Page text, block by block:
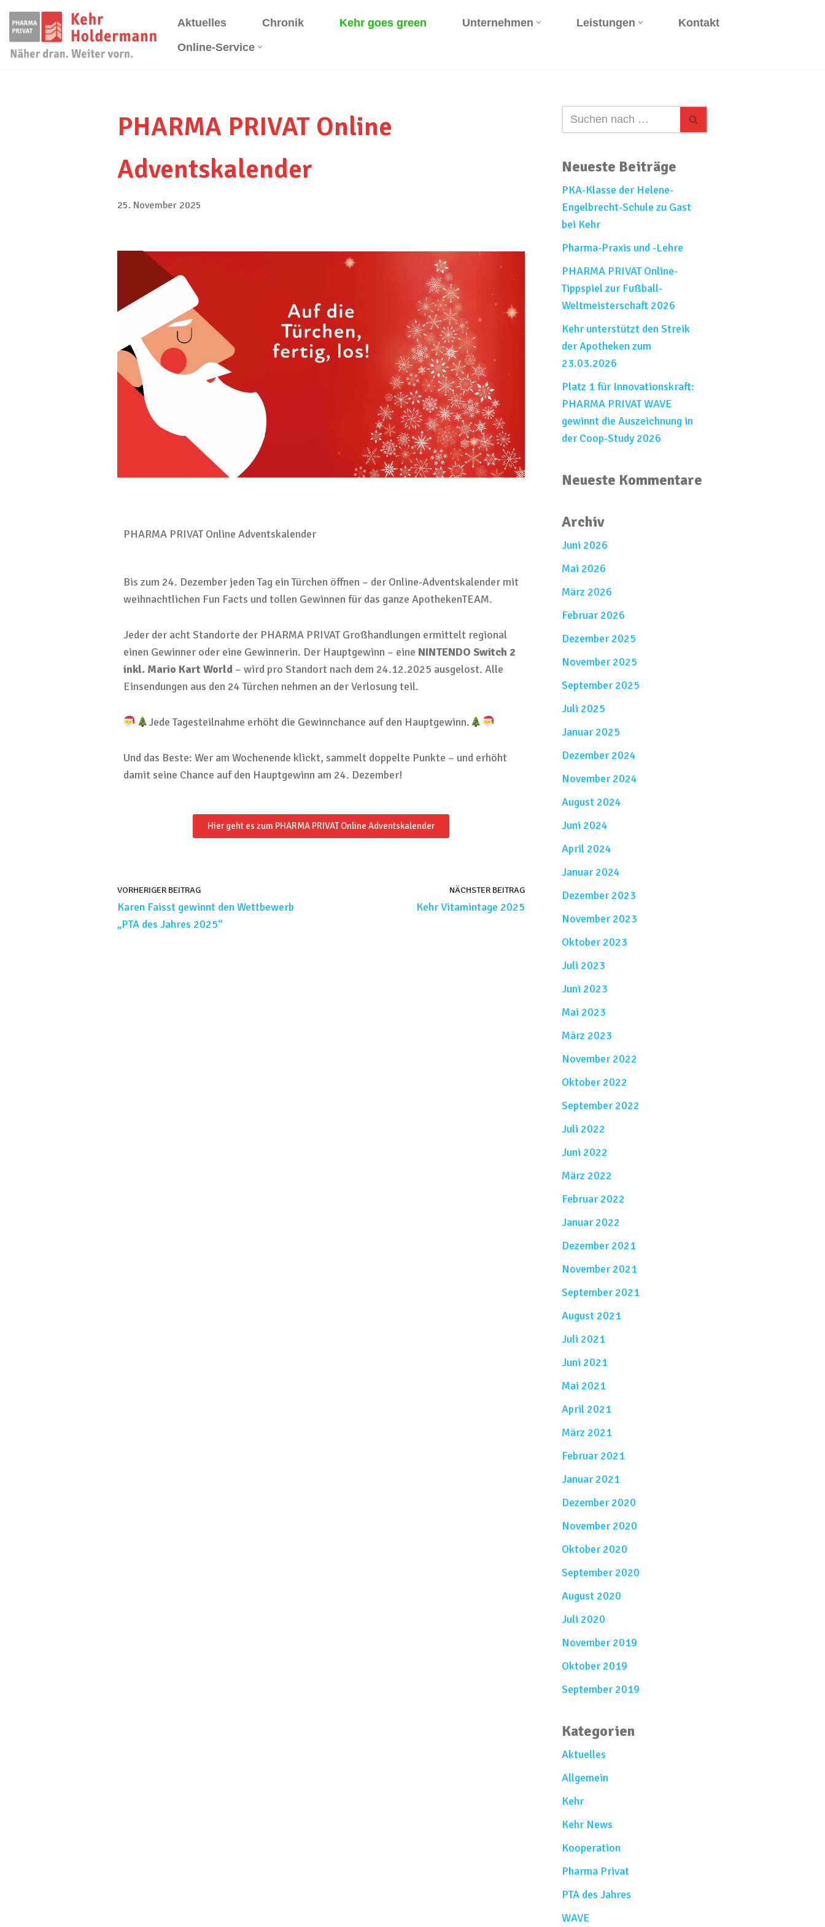
Zum
Inhalt
Aktuelles Chronik Kehr goes green Unternehmen Leistungen
Kontakt
Online-Service
PHARMA PRIVAT Online
Adventskalender
25. November 2025
PHARMA PRIVAT Online Adventskalender
Bis zum 24. Dezember jeden Tag ein Türchen öffnen – der Online-Adventskalender mit
weihnachtlichen Fun Facts und tollen Gewinnen für das ganze ApothekenTEAM.
Jeder der acht Standorte der PHARMA PRIVAT Großhandlungen ermittelt regional
einen Gewinner oder eine Gewinnerin. Der Hauptgewinn – eine NINTENDO Switch 2
inkl. Mario Kart World – wird pro Standort nach dem 24.12.2025 ausgelost. Alle
Einsendungen aus den 24 Türchen nehmen an der Verlosung teil.
Jede Tagesteilnahme erhöht die Gewinnchance auf den Hauptgewinn.
Und das Beste: Wer am Wochenende klickt, sammelt doppelte Punkte – und erhöht
damit seine Chance auf den Hauptgewinn am 24. Dezember!
Hier geht es zum PHARMA PRIVAT Online Adventskalender
VORHERIGER BEITRAG
Karen Faisst gewinnt den Wettbewerb
„PTA des Jahres 2025“
NÄCHSTER BEITRAG
Kehr Vitamintage 2025
Neueste Beiträge
PKA-Klasse der Helene-
Engelbrecht-Schule zu Gast
bei Kehr
Pharma-Praxis und -Lehre
PHARMA PRIVAT Online-
Tippspiel zur Fußball-
Weltmeisterschaft 2026​
Kehr unterstützt den Streik
der Apotheken zum
23.03.2026
Platz 1 für Innovationskraft:
PHARMA PRIVAT WAVE
gewinnt die Auszeichnung in
der Coop-Study 2026
Neueste Kommentare
Archiv
Juni 2026
Mai 2026
März 2026
Februar 2026
Dezember 2025
November 2025
September 2025
Juli 2025
Januar 2025
Dezember 2024
November 2024
August 2024
Juni 2024
April 2024
Januar 2024
Dezember 2023
November 2023
Oktober 2023
Juli 2023
Juni 2023
Mai 2023
März 2023
November 2022
Oktober 2022
September 2022
Juli 2022
Juni 2022
März 2022
Februar 2022
Januar 2022
Dezember 2021
November 2021
September 2021
August 2021
Juli 2021
Juni 2021
Mai 2021
April 2021
März 2021
Februar 2021
Januar 2021
Dezember 2020
November 2020
Oktober 2020
September 2020
August 2020
Juli 2020
November 2019
Oktober 2019
September 2019
Kategorien
Aktuelles
Allgemein
Kehr
Kehr News
Kooperation
Pharma Privat
PTA des Jahres
WAVE